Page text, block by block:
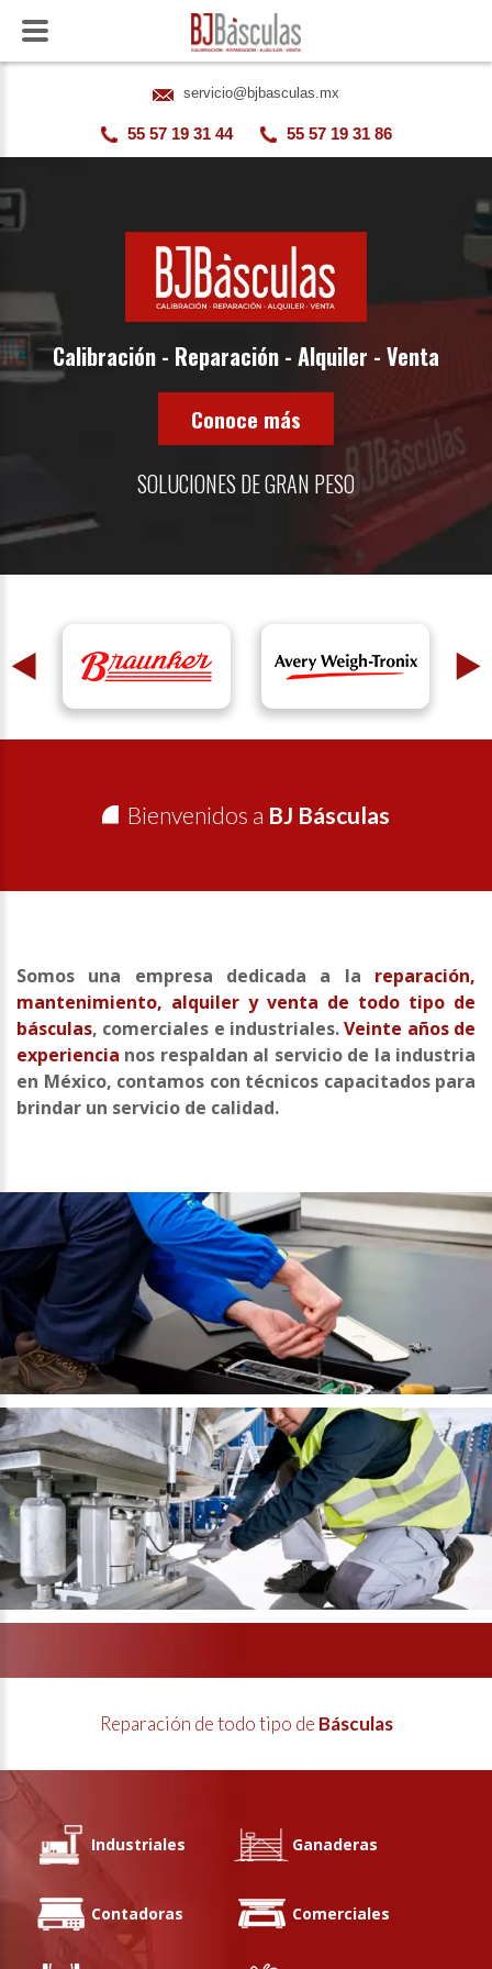
servicio@bjbasculas.mx
55 57 19 31 44 55 57 19 31 86
Calibración - Reparación - Alquiler - Venta
Conoce más
SOLUCIONES DE GRAN PESO
Bienvenidos a BJ Básculas
Somos una empresa dedicada a la reparación,
mantenimiento, alquiler y venta de todo tipo de
básculas, comerciales e industriales.Veinte años de
experiencia nos respaldan al servicio de la industria
en México, contamos con técnicos capacitados para
brindar un servicio de calidad.
Reparación de todo tipo de Básculas
Industriales Ganaderas
Contadoras Comerciales